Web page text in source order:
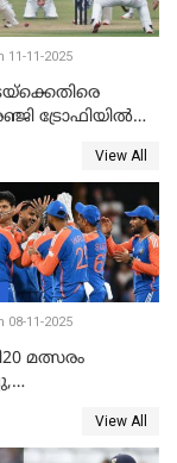
11-11-2025
ട്രോഫിയിൽ
View All
08-11-2025
മത്സരം
View All